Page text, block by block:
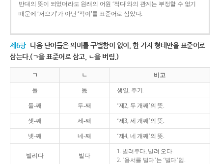
반대의 뜻이 되었더라도 원래의 어원 ‘적다’와의 관계는 부정할 수 없기
때문에 ‘저으기’가 아닌 ‘적이’를 표준어로 삼았다.
제6항 다음 단어들은 의미를 구별함이 없이, 한 가지 형태만을 표준어로
삼는다.(ㄱ을 표준어로 삼고, ㄴ을 버림.)
ㄱ ㄴ 비고
돌 돐 생일, 주기.
둘-째 두-째 ‘제2, 두 개째’의 뜻.
셋-째 세-째 ‘제3, 세 개째’의 뜻.
넷-째 네-째 ‘제4, 네 개째’의 뜻.
빌리다 빌다
1. 빌려주다, 빌려 오다.
2. ‘용서를 빌다’는 ‘빌다’임.